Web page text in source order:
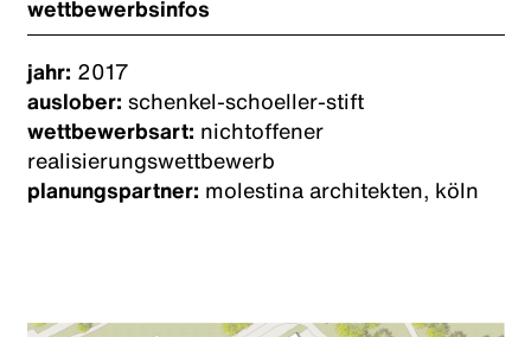
wettbewerbsinfos
jahr: 2017
auslober: schenkel-schoeller-stift
wettbewerbsart: nichtoffener
realisierungswettbewerb
planungspartner: molestina architekten, köln